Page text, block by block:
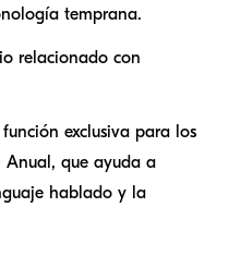
temprana.
relacionado con
función exclusiva para los
Anual, que ayuda a
hablado y la